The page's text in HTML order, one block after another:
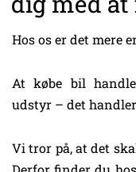
Hos os er det mere
At købe bil
udstyr – det
Vi tror på, at det